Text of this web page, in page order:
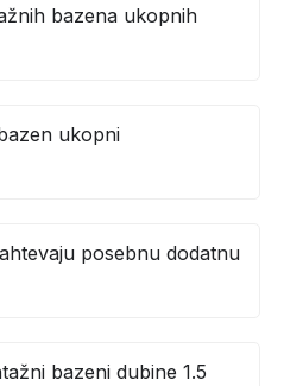
bazena ukopnih
ukopni
posebnu dodatnu
bazeni dubine 1.5